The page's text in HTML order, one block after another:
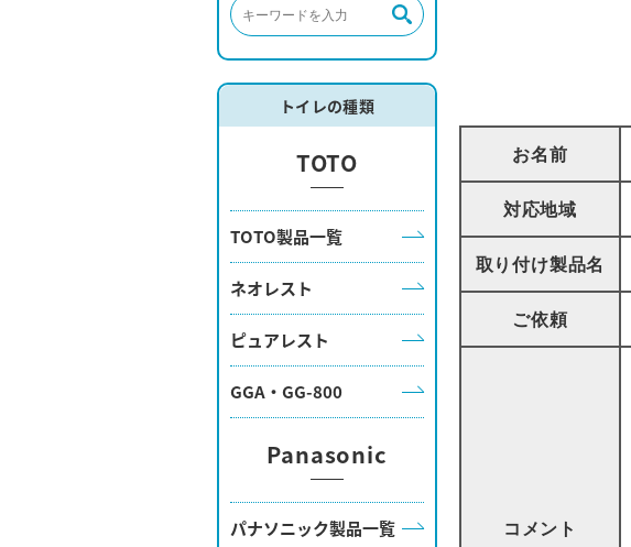
トイレの種類
TOTO
TOTO製品一覧
ネオレスト
ピュアレスト
GGA・GG-800
Panasonic
パナソニック製品一覧
お名前
対応地域
取り付け製品名
ご依頼
コメント